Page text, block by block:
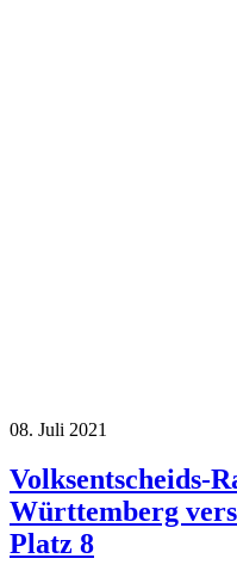
08. Juli 2021
Volksentscheids-
Württemberg
Platz 8